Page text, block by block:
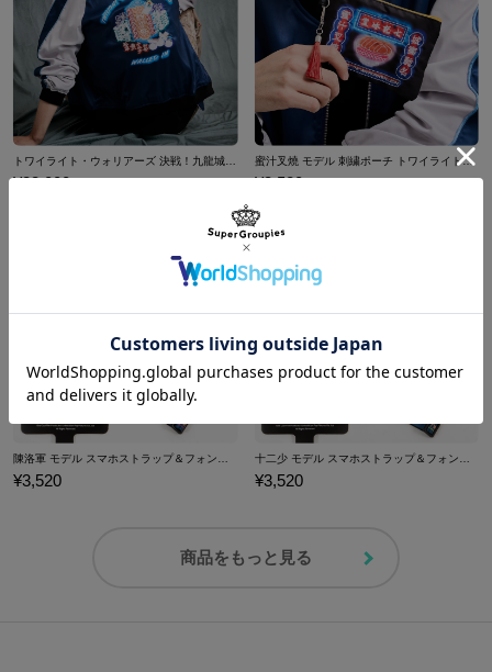
原産国／ 日本
素材／ アクリル
¥33,000
蜜汁叉燒 モデル 刺繍ポーチ トワイライト・ウォリアーズ 決戦！九龍城砦
¥3,520
¥3,520 ¥3,520
商品をもっと見る